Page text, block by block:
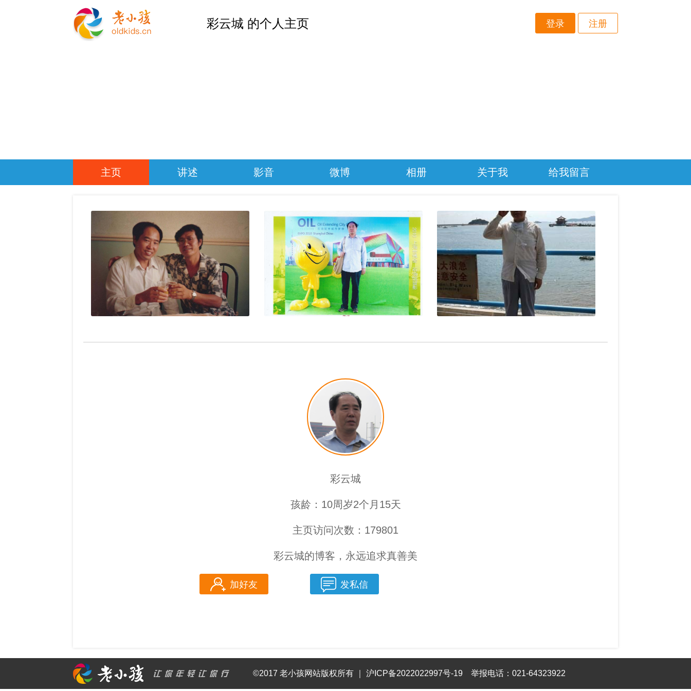
彩云城 的个人主页 登录 注册
主页 讲述 影音 微博 相册 关于我 给我留言
彩云城
孩龄：10周岁2个月15天
主页访问次数：179801
彩云城的博客，永远追求真善美
加好友 发私信
©2017 老小孩网站版权所有 沪ICP备2022022997号-19 举报电话：021-64323922